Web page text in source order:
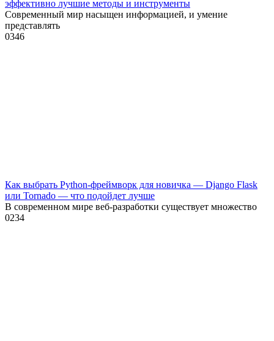
эффективно лучшие методы и инструменты
Современный мир насыщен информацией, и умение
представлять
0346
Как выбрать Python-фреймворк для новичка — Django Flask
или Tornado — что подойдет лучше
В современном мире веб-разработки существует множество
0234